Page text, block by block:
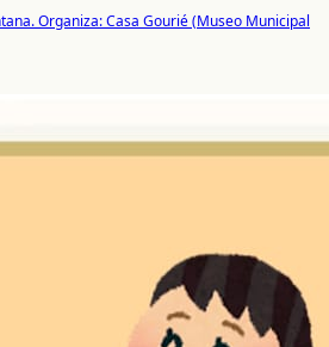
Organiza: Casa Gourié (Museo Municipal